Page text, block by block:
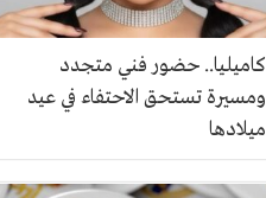
كاميليا.. حضور فني متجدد
ومسيرة تستحق الاحتفاء في عيد
ميلادها